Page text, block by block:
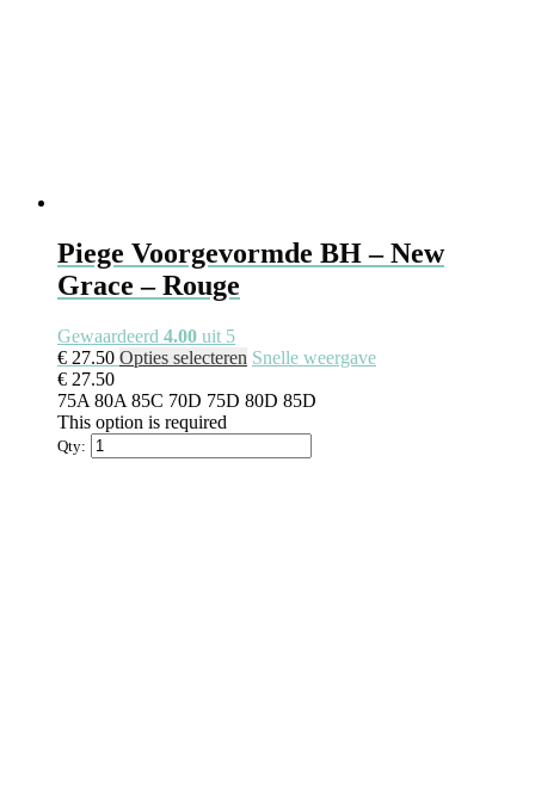
Piege Voorgevormde BH – New
Grace – Rouge
Gewaardeerd 4.00 uit 5
€ 27.50 Opties selecteren Dit
heeft
Deze
Snelle weergave
€ 27.50
75A 80A 85C 70D 75D 80D 85D
This option is required
Qty: